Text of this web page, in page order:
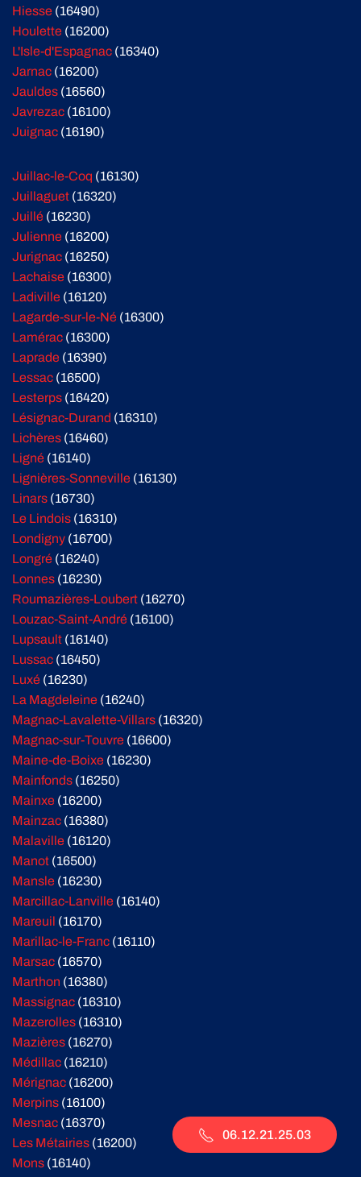
Hiesse (16490)
Houlette (16200)
L'Isle-d'Espagnac (16340)
Jarnac (16200)
Jauldes (16560)
Javrezac (16100)
Juignac (16190)
Juillac-le-Coq (16130)
Juillaguet (16320)
Juillé (16230)
Julienne (16200)
Jurignac (16250)
Lachaise (16300)
Ladiville (16120)
Lagarde-sur-le-Né (16300)
Lamérac (16300)
Laprade (16390)
Lessac (16500)
Lesterps (16420)
Lésignac-Durand (16310)
Lichères (16460)
Ligné (16140)
Lignières-Sonneville (16130)
Linars (16730)
Le Lindois (16310)
Londigny (16700)
Longré (16240)
Lonnes (16230)
Roumazières-Loubert (16270)
Louzac-Saint-André (16100)
Lupsault (16140)
Lussac (16450)
Luxé (16230)
La Magdeleine (16240)
Magnac-Lavalette-Villars (16320)
Magnac-sur-Touvre (16600)
Maine-de-Boixe (16230)
Mainfonds (16250)
Mainxe (16200)
Mainzac (16380)
Malaville (16120)
Manot (16500)
Mansle (16230)
Marcillac-Lanville (16140)
Mareuil (16170)
Marillac-le-Franc (16110)
Marsac (16570)
Marthon (16380)
Massignac (16310)
Mazerolles (16310)
Mazières (16270)
Médillac (16210)
Mérignac (16200)
Merpins (16100)
Mesnac (16370)
Les Métairies (16200)
Mons (16140)
06.12.21.25.03